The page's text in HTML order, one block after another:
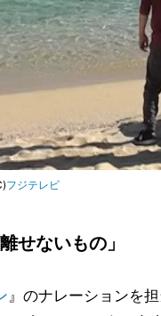
フジテレビ
せないもの」
』のナレーションを